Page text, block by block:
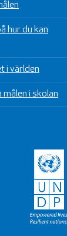
hur du kan
i världen
i skolan